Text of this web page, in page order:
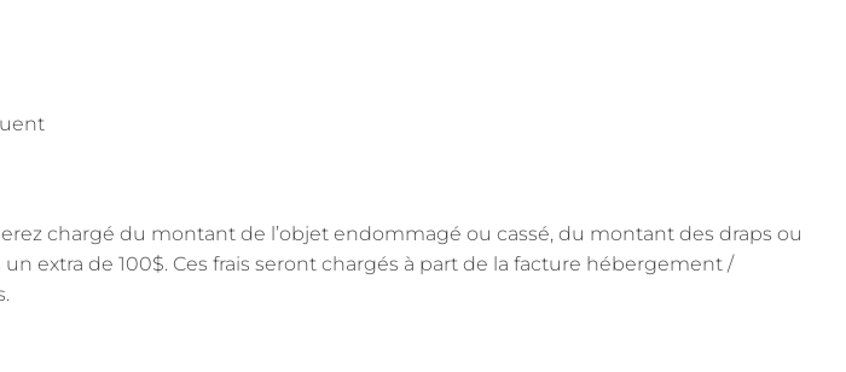
chargé du montant de l’objet endommagé ou cassé, du montant des draps ou
extra de 100$. Ces frais seront chargés à part de la facture hébergement /